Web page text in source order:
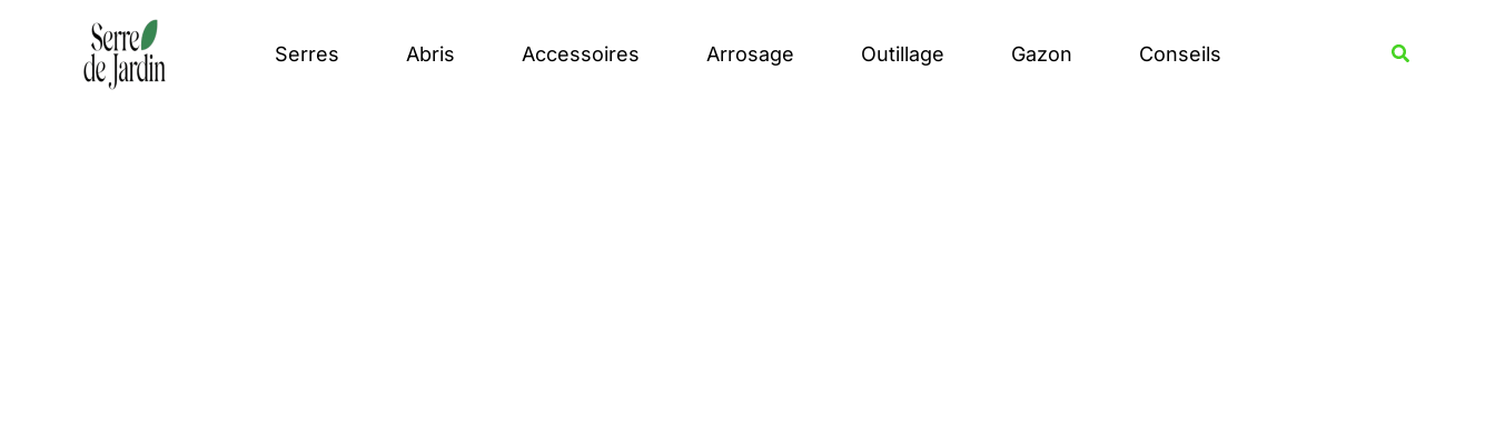
Serres Abris Accessoires Arrosage Outillage Gazon Conseils